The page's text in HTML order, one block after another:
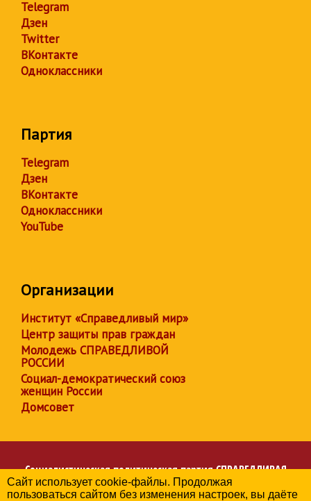
Telegram
Дзен
Twitter
ВКонтакте
Одноклассники
Партия
Telegram
Дзен
ВКонтакте
Одноклассники
YouTube
Организации
Институт «Справедливый мир»
Центр защиты прав граждан
Молодежь СПРАВЕДЛИВОЙ
РОССИИ
Социал-демократический союз
женщин России
Домсовет
Социалистическая политическая партияСПРАВЕДЛИВАЯ
РОССИЯ
Сайт использует cookie-файлы. Продолжая
пользоваться сайтом без изменения настроек, вы даёте